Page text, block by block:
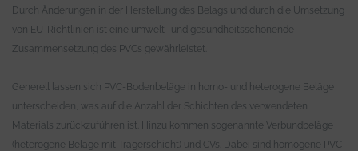
Durch Änderungen in der Herstellung des Belags und durch die Umsetzung
von EU-Richtlinien ist eine umwelt- und gesundheitsschonende
Zusammensetzung des PVCs gewährleistet.
Generell lassen sich PVC-Bodenbeläge in homo- und heterogene Beläge
unterscheiden, was auf die Anzahl der Schichten des verwendeten
Materials zurückzuführen ist. Hinzu kommen sogenannte Verbundbeläge
(heterogene Beläge mit Trägerschicht) und CVs. Dabei sind homogene PVC-